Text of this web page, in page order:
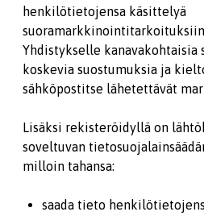
henkilötietojensa käsittelyä
Yhdistykselle
koskevia suostumuksia ja
sähköpostitse lähetettävät
Lisäksi rekisteröidyllä on
soveltuvan
milloin tahansa:
saada tieto